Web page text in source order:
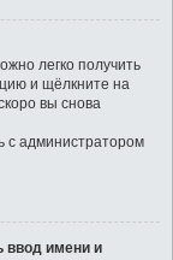
легко получить
и щёлкните на
вы снова
с администратором
ввод имени и